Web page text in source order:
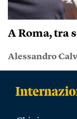
A Roma, tra
Alessandro